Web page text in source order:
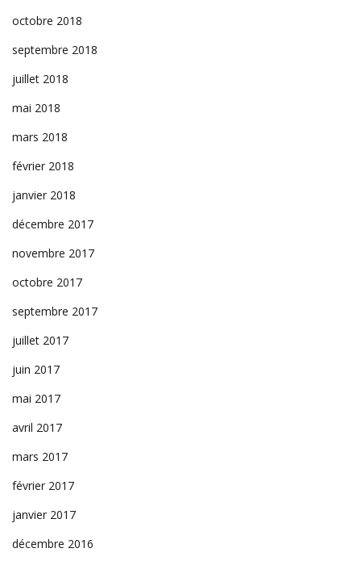
octobre 2018
septembre 2018
juillet 2018
mai 2018
mars 2018
février 2018
janvier 2018
décembre 2017
novembre 2017
octobre 2017
septembre 2017
juillet 2017
juin 2017
mai 2017
avril 2017
mars 2017
février 2017
janvier 2017
décembre 2016